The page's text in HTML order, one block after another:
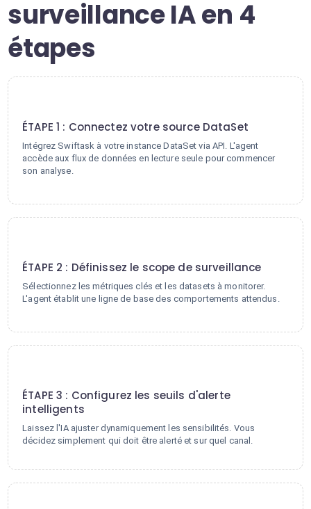
surveillance IA en 4
étapes
ÉTAPE 1 : Connectez votre source DataSet
Intégrez Swiftask à votre instance DataSet via API. L'agent
accède aux flux de données en lecture seule pour commencer
son analyse.
ÉTAPE 2 : Définissez le scope de surveillance
Sélectionnez les métriques clés et les datasets à monitorer.
L'agent établit une ligne de base des comportements attendus.
ÉTAPE 3 : Configurez les seuils d'alerte
intelligents
Laissez l'IA ajuster dynamiquement les sensibilités. Vous
décidez simplement qui doit être alerté et sur quel canal.